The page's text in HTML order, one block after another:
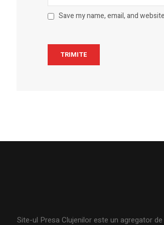
Save my name, email, and
Site-ul Presa Clujenilor este un agregator de